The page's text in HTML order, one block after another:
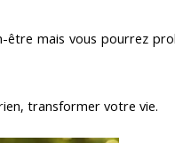
mais vous pourrez
transformer votre vie.